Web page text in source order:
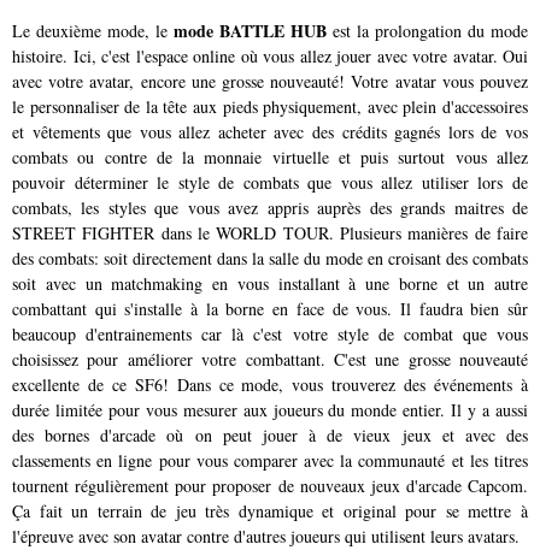
Le deuxième mode, le mode BATTLE HUB est la prolongation du mode
histoire. Ici, c'est l'espace online où vous allez jouer avec votre avatar. Oui
avec votre avatar, encore une grosse nouveauté! Votre avatar vous pouvez
le personnaliser de la tête aux pieds physiquement, avec plein d'accessoires
et vêtements que vous allez acheter avec des crédits gagnés lors de vos
combats ou contre de la monnaie virtuelle et puis surtout vous allez
pouvoir déterminer le style de combats que vous allez utiliser lors de
combats, les styles que vous avez appris auprès des grands maitres de
STREET FIGHTER dans le WORLD TOUR. Plusieurs manières de faire
des combats: soit directement dans la salle du mode en croisant des combats
soit avec un matchmaking en vous installant à une borne et un autre
combattant qui s'installe à la borne en face de vous. Il faudra bien sûr
beaucoup d'entrainements car là c'est votre style de combat que vous
choisissez pour améliorer votre combattant. C'est une grosse nouveauté
excellente de ce SF6! Dans ce mode, vous trouverez des événements à
durée limitée pour vous mesurer aux joueurs du monde entier. Il y a aussi
des bornes d'arcade où on peut jouer à de vieux jeux et avec des
classements en ligne pour vous comparer avec la communauté et les titres
tournent régulièrement pour proposer de nouveaux jeux d'arcade Capcom.
Ça fait un terrain de jeu très dynamique et original pour se mettre à
l'épreuve avec son avatar contre d'autres joueurs qui utilisent leurs avatars.